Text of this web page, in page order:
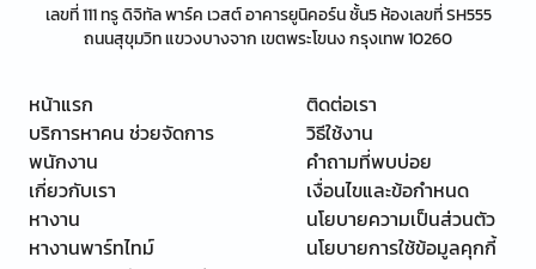
เลขที่ 111 ทรู ดิจิทัล พาร์ค เวสต์ อาคารยูนิคอร์น ชั้น5 ห้องเลขที่ SH555
ถนนสุขุมวิท แขวงบางจาก เขตพระโขนง กรุงเทพ 10260
หน้าแรก
บริการหาคน ช่วยจัดการ
พนักงาน
เกี่ยวกับเรา
หางาน
หางานพาร์ทไทม์
ติดต่อเรา
วิธีใช้งาน
คำถามที่พบบ่อย
เงื่อนไขและข้อกำหนด
นโยบายความเป็นส่วนตัว
นโยบายการใช้ข้อมูลคุกกี้